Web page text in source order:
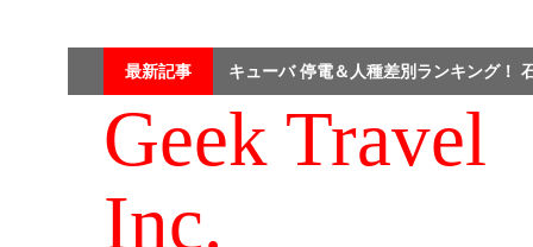
最新記事 キューバ 停電＆人種差別ランキング！
Geek Travel
Inc.